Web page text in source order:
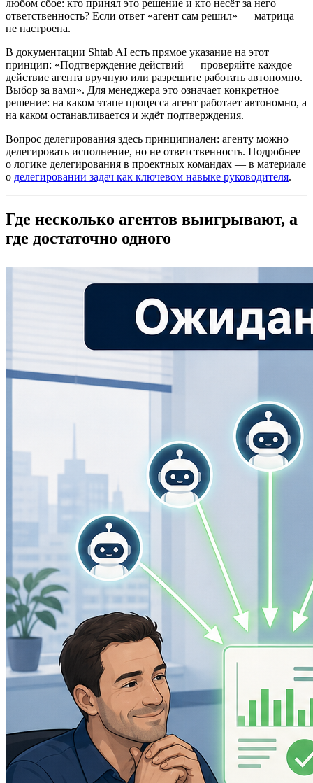
любом сбое: кто принял это решение и кто несёт за него
ответственность? Если ответ «агент сам решил» — матрица
не настроена.
В документации Shtab AI есть прямое указание на этот
принцип: «Подтверждение действий — проверяйте каждое
действие агента вручную или разрешите работать автономно.
Выбор за вами». Для менеджера это означает конкретное
решение: на каком этапе процесса агент работает автономно, а
на каком останавливается и ждёт подтверждения.
Вопрос делегирования здесь принципиален: агенту можно
делегировать исполнение, но не ответственность. Подробнее
о логике делегирования в проектных командах — в материале
о делегировании задач как ключевом навыке руководителя.
Где несколько агентов выигрывают, а
где достаточно одного